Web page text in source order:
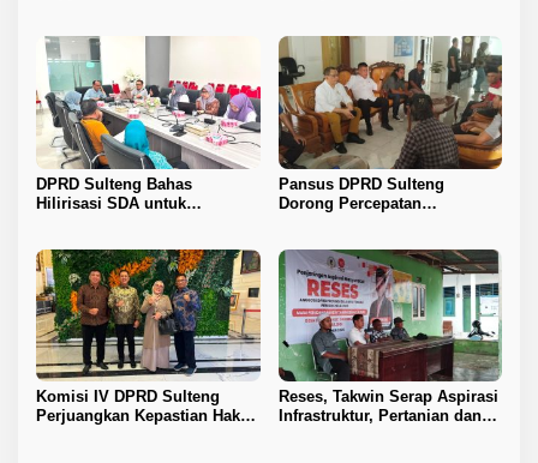
DPRD Sulteng Bahas
Hilirisasi SDA untuk
Pansus DPRD Sulteng
Dorong Percepatan
Komisi IV DPRD Sulteng
Perjuangkan Kepastian Hak
Reses, Takwin Serap Aspirasi
Infrastruktur, Pertanian dan